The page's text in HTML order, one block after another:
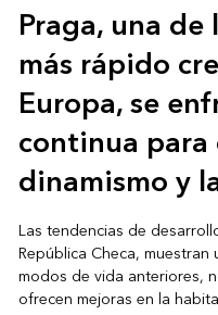
Praga, una
más rápido
Europa, se
continua
dinamismo y
Las tendencias de
República Checa,
modos de vida anteriores,
ofrecen mejoras en la